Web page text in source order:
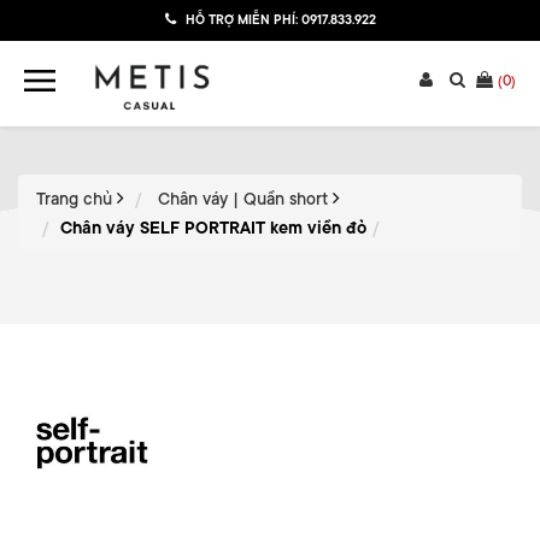
HỖ TRỢ MIỄN PHÍ: 0917.833.922
(0)
Trang chủ
Chân váy | Quần short
Chân váy SELF PORTRAIT kem viền đỏ